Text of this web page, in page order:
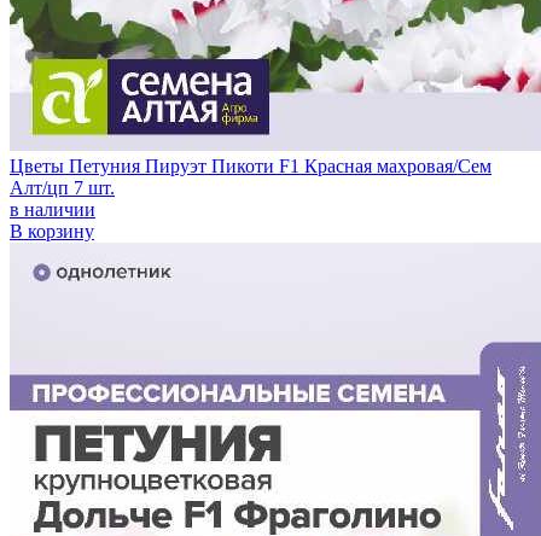
Цветы Петуния Пируэт Пикоти F1 Красная махровая/Сем
Алт/цп 7 шт.
в наличии
В корзину